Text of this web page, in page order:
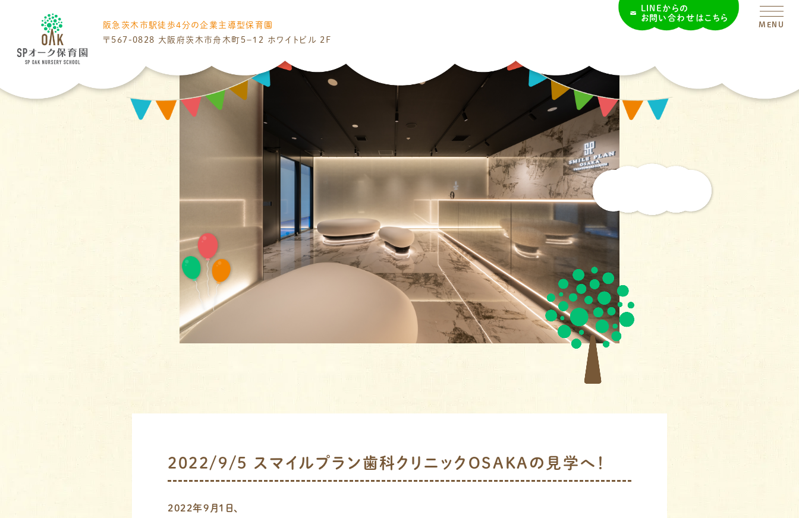
阪急茨木市駅徒歩4分の企業主導型保育園
〒567-0828 大阪府茨木市舟木町５−１２ ホワイトビル 2F
LINEからの
お問い合わせはこちら
MENU
2022/9/5 スマイルプラン歯科クリニックOSAKAの見学へ！
2022年9月1日、